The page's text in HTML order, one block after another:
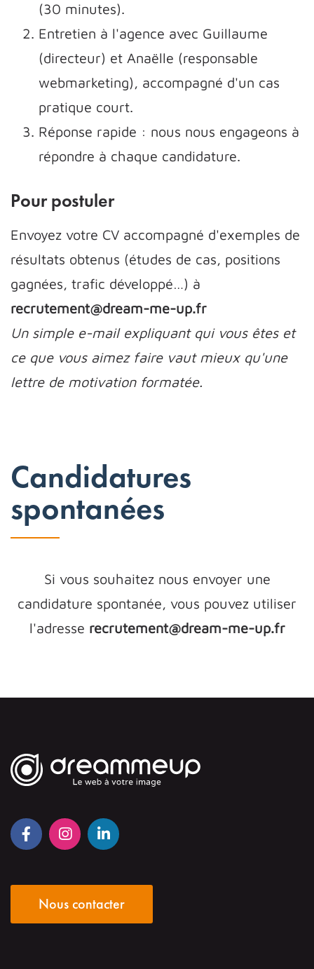
(30 minutes).
Entretien à l'agence avec Guillaume
(directeur) et Anaëlle (responsable
webmarketing), accompagné d'un cas
pratique court.
Réponse rapide : nous nous engageons à
répondre à chaque candidature.
Pour postuler
Envoyez votre CV accompagné d'exemples de
résultats obtenus (études de cas, positions
gagnées, trafic développé…) à
recrutement@dream-me-up.fr
Un simple e-mail expliquant qui vous êtes et
ce que vous aimez faire vaut mieux qu'une
lettre de motivation formatée.
Candidatures
spontanées
Si vous souhaitez nous envoyer une
candidature spontanée, vous pouvez utiliser
l'adresse recrutement@dream-me-up.fr
Nous contacter